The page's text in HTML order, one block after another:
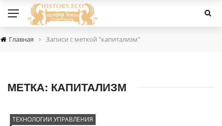
Главная › Записи с меткой "капитализм"
МЕТКА: КАПИТАЛИЗМ
ТЕХНОЛОГИИ УПРАВЛЕНИЯ